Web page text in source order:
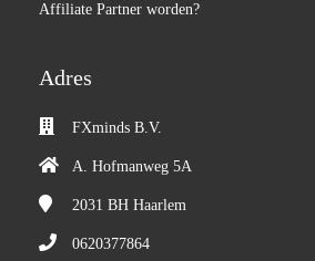
Affiliate Partner worden?
Adres
FXminds B.V.
A. Hofmanweg 5A
2031 BH Haarlem
0620377864